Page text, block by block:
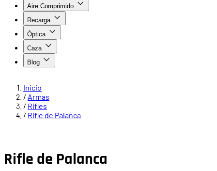
Aire Comprimido
Recarga
Óptica
Caza
Blog
Inicio
/ Armas
/ Rifles
/ Rifle de Palanca
Rifle de Palanca